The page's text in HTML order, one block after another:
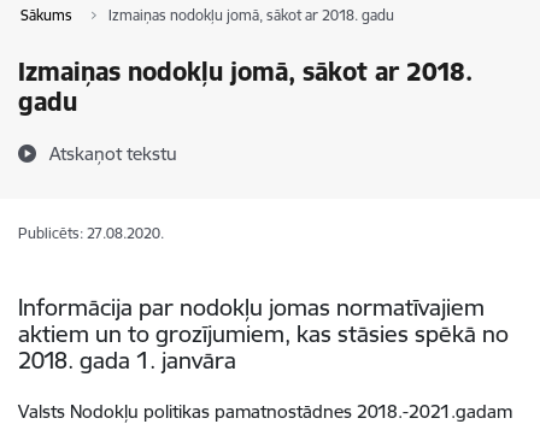
Sākums Izmaiņas nodokļu jomā, sākot ar 2018. gadu
Izmaiņas nodokļu jomā, sākot ar 2018.
gadu
Atskaņot tekstu
Publicēts: 27.08.2020.
Informācija par nodokļu jomas normatīvajiem
aktiem un to grozījumiem, kas stāsies spēkā no
2018. gada 1. janvāra
Valsts Nodokļu politikas pamatnostādnes 2018.-2021.gadam